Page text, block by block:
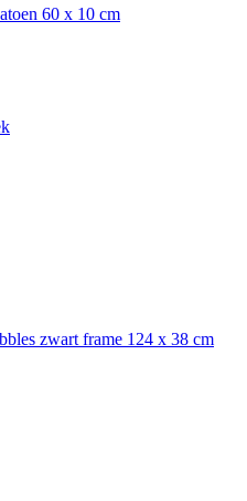
60 x 10 cm
zwart frame 124 x 38 cm